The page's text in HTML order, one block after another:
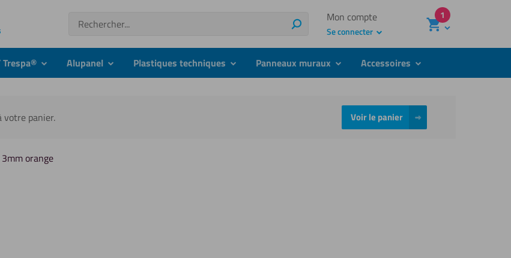
Recherche
Recherche
Mon compte
Se connecter
1
Trespa® submenuAlupanel submenuPlastiques techniques submenuPanneaux muraux submenuAccessoires submenu
votre panier. Voir le panier
orange